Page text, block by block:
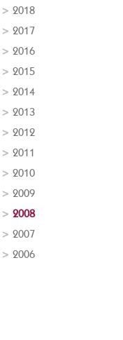
2018
2017
2016
2015
2014
2013
2012
2011
2010
2009
2008
2007
2006